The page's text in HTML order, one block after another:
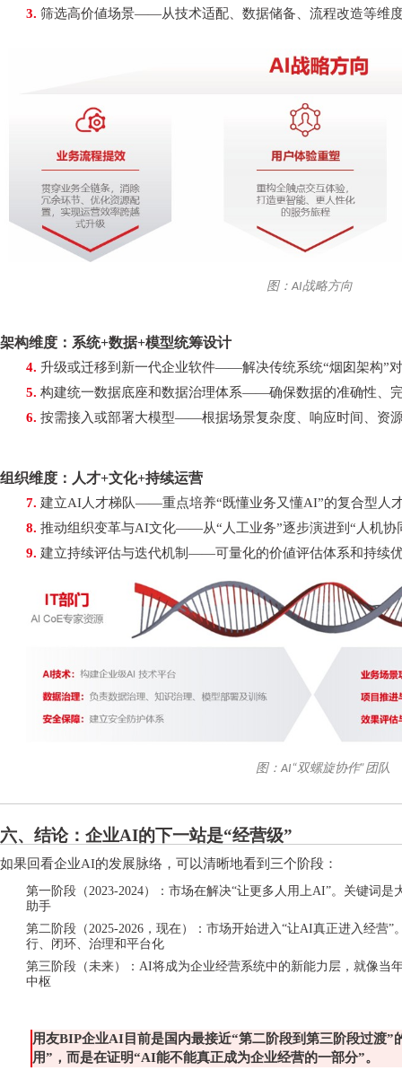
3. 筛选高价値场景——从技术适配、数据储备、流程改造等维
图：AI战略方向
架构维度：系统+数据+模型统筹设计
4. 升级或迁移到新一代企业软件——解决传统系统“烟囱架构”
5. 构建统一数据底座和数据治理体系——确保数据的准确性、
6. 按需接入或部署大模型——根据场景复杂度、响应时间、资
组织维度：人才+文化+持续运营
7. 建立AI人才梯队——重点培养“既懂业务又懂AI”的复合型人
8. 推动组织变革与AI文化——从“人工业务”逐步演进到“人机协
9. 建立持续评估与迭代机制 ——可量化的价値评估体系和持续
图：AI“双螺旋协作”团队
六、结论：企业AI的下一站是“经营级”
如果回看企业AI的发展脉络，可以清晰地看到三个阶段：
第一阶段（2023-2024）：市场在解决“让更多人用上AI”。关键词
助手
第二阶段（2025-2026，现在）：市场开始进入“让AI真正进入经营
行、闭环、治理和平台化
第三阶段（未来）： AI将成为企业经营系统中的新能力层，就像当
中枢
用友BIP企业AI目前是国内最接近“第二阶段到第三阶段过渡”
用”，而是在证明“AI能不能真正成为企业经营的一部分”。